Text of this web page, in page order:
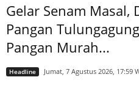
Gelar Senam Masal,
Pangan
Pangan Murah...
Headline Jumat, 7 Agustus 2026, 17:59